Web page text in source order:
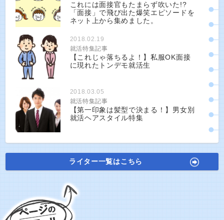
これには面接官もたまらず吹いた!?
「面接」で飛び出た爆笑エピソードを
ネット上から集めました。
2018.02.19
就活特集記事
【これじゃ落ちるよ！】私服OK面接
に現れたトンデモ就活生
2018.03.05
就活特集記事
【第一印象は髪型で決まる！】男女別
就活ヘアスタイル特集
ライター一覧はこちら